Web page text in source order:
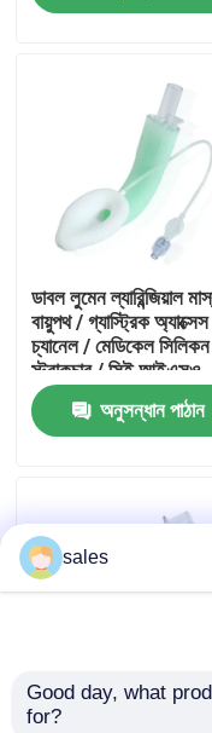
VR প্রদর্শন
কারখানা ভ্রমণ
মান নিয়ন্ত্রণ
উদ্ধৃতির জন্য আবেদন
ল্যারিঞ্জিয়াল মাস্ক এয়ারওয়ে
ডাবল লুমেন ল্যারিন্জিয়াল
বায়ুপথ / গ্যাস্ট্রিক অ্যাক্সেস
চ্যানেল / মেডিকেল সিলিকন
স্ট্রাকচার / সিই আইএসও
অনুসন্ধান পাঠান
শক্তিশালী স্বরযন্ত্র মাস্ক
sales
Good day, what
for?